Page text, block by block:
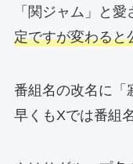
「関ジャム」と愛
定ですが変わると
番組名の改名に「
早くもXでは番組